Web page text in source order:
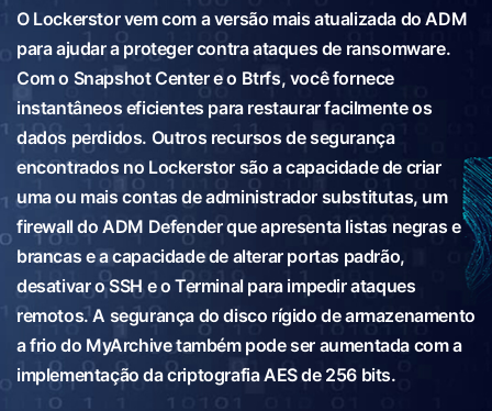
O Lockerstor vem com a versão mais atualizada do ADM
para ajudar a proteger contra ataques de ransomware.
Com o Snapshot Center e o Btrfs, você fornece
instantâneos eficientes para restaurar facilmente os
dados perdidos. Outros recursos de segurança
encontrados no Lockerstor são a capacidade de criar
uma ou mais contas de administrador substitutas, um
firewall do ADM Defender que apresenta listas negras e
brancas e a capacidade de alterar portas padrão,
desativar o SSH e o Terminal para impedir ataques
remotos. A segurança do disco rígido de armazenamento
a frio do MyArchive também pode ser aumentada com a
implementação da criptografia AES de 256 bits.